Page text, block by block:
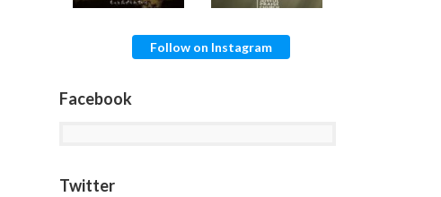
Follow on Instagram
Facebook
Twitter